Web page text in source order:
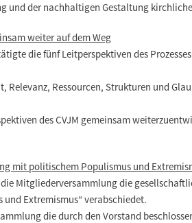
und der nachhaltigen Gestaltung
weiter auf dem Weg
die fünf Leitperspektiven des
Relevanz, Ressourcen, Strukturen und
des CVJM gemeinsam
mit politischem Populismus und
Mitgliederversammlung die
Extremismus“ verabschiedet.
die durch den Vorstand